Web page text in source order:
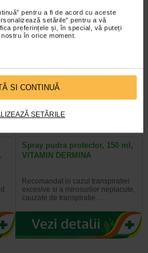
pentru a fi de acord cu aceste
setările” pentru a vă
preferințele și, în special, vă puteți
în orice moment.
SI CONTINUĂ
SETĂRILE
Spray pudra protector, 150 ml,
VITAMIN DERMINA
Recomandat in cazul transpiratiei
excesive si a mirosurilor neplacute,
cauzate de transpiratie…